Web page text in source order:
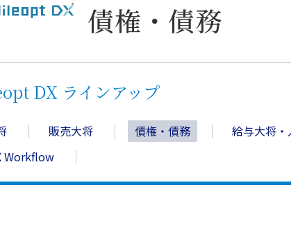
債権・債務
DX ラインアップ
販売大将 債権・債務 給与大将
Workflow